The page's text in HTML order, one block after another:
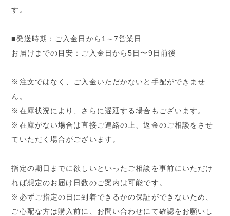
す。
■発送時期：ご入金日から1～7営業日
お届けまでの目安：ご入金日から5日〜9日前後
※注文ではなく、ご入金いただかないと手配ができませ
ん。
※在庫状況により、さらに遅延する場合もございます。
※在庫がない場合は直接ご連絡の上、返金のご相談をさせ
ていただく場合がございます。
指定の期日までに欲しいといったご相談を事前にいただけ
れば想定のお届け日数のご案内は可能です。
※必ずご指定の日に到着できるかの保証ができないため、
ご心配な方は購入前に、お問い合わせにて確認をお願いし